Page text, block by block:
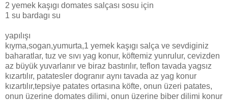
2 yemek kaşıgı domates salçası sosu için
1 su bardagı su
yapılışı
kıyma,sogan,yumurta,1 yemek kaşıgı salça ve sevdiginiz
baharatlar, tuz ve sıvı yag konur, köftemiz yunrulur, cevizden
az büyük yuvarlanır ve biraz bastırılır, teflon tavada yagsız
kızartılır, patatesler dogranır aynı tavada az yag konur
kızartılır,tepsiye patates ortasına köfte, onun üzeri patates,
onun üzerine domates dilimi, onun üzerine biber dilimi konur